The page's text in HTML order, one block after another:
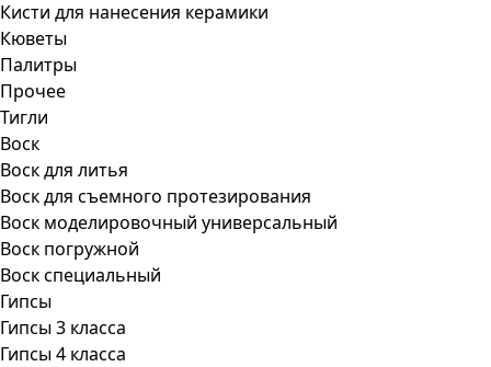
Кисти для нанесения керамики
Кюветы
Палитры
Прочее
Тигли
Воск
Воск для литья
Воск для съемного протезирования
Воск моделировочный универсальный
Воск погружной
Воск специальный
Гипсы
Гипсы 3 класса
Гипсы 4 класса